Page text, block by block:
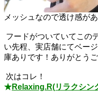
メッシュなので透け感があ
フードがついていてこ
い先程、実店舗にてベー
庫ありです！ありがとうご
次はコレ！
★Relaxing.R(リラクシン